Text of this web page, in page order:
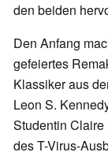
den beiden
Den Anfang
gefeiertes
Klassiker aus
Leon S.
Studentin
des T-Virus-